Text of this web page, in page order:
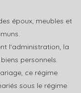
époux, meubles et
l'administration, la
personnels.
ce régime
sous le régime